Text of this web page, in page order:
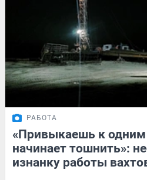
РАБОТА
«Привыкаешь к одним
начинает тошнить»:
изнанку работы